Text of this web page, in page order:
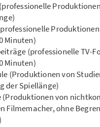
Minuten)
(professionelle TV-
Minuten)
(Produktionen von
der Spiellänge)
(Produktionen von
Filmemacher, ohne